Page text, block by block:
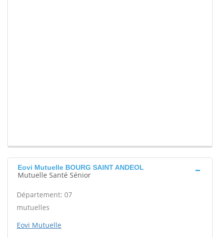
Eovi Mutuelle BOURG SAINT ANDEOL
Mutuelle Santé Sénior
Département: 07
mutuelles
Eovi Mutuelle